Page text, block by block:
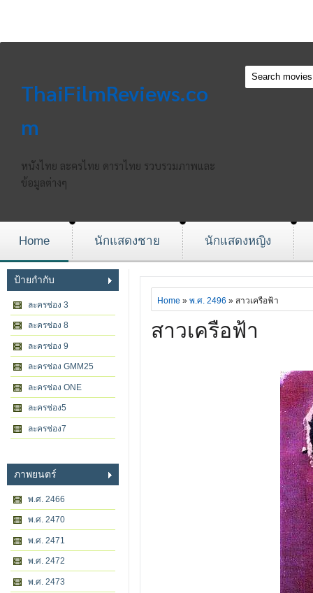
ThaiFilmReviews.co
m
หนังไทย ละครไทย ดาราไทย รวบรวมภาพและ
ข้อมูลต่างๆ
Home นักแสดงชาย นักแสดงหญิง
ป้ายกำกับ
ละครช่อง 3
ละครช่อง 8
ละครช่อง 9
ละครช่อง GMM25
ละครช่อง ONE
ละครช่อง5
ละครช่อง7
ภาพยนตร์
พ.ศ. 2466
พ.ศ. 2470
พ.ศ. 2471
พ.ศ. 2472
พ.ศ. 2473
Home » พ.ศ. 2496 » สาวเครือฟ้า
สาวเครือฟ้า